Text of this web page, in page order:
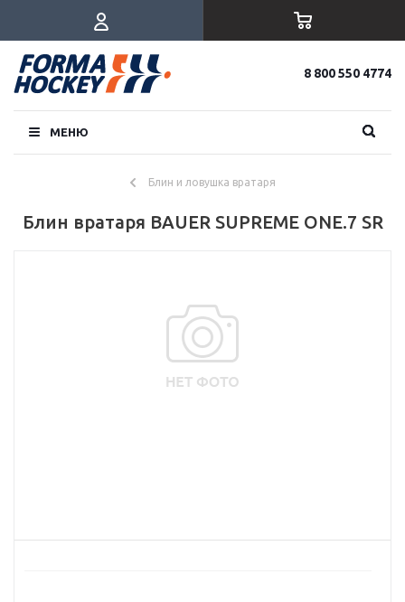
8 800 550 4774
МЕНЮ
Блин и ловушка вратаря
Блин вратаря BAUER SUPREME ONE.7 SR